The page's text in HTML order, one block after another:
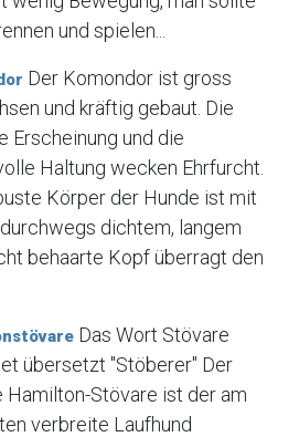
und spielen...
Der Komondor ist gross
und kräftig gebaut. Die
Erscheinung und die
Haltung wecken Ehrfurcht.
Körper der Hunde ist mit
dichtem, langem
behaarte Kopf überragt den
Das Wort Stövare
übersetzt "Stöberer" Der
Hamilton-Stövare ist der am
verbreite Laufhund